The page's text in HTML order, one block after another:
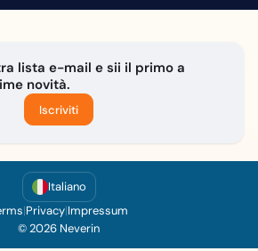
lista e-mail e sii il primo a
novità.
Iscriviti
Italiano
|Privacy|Impressum
© 2026 Neverin